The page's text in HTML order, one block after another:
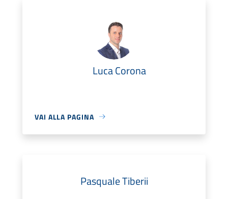
Luca Corona
VAI ALLA PAGINA
Pasquale Tiberii